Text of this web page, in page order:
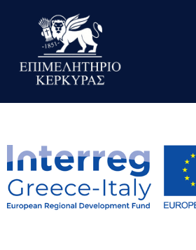
Το
Eπιμελητήριο
Νέα
Υπηρεσίες